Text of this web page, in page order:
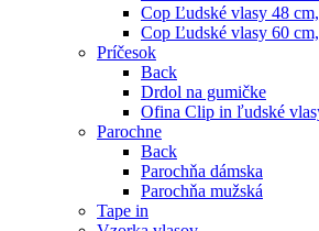
Cop Ľudské vlasy 48
Cop Ľudské vlasy 60
Príčesok
Back
Drdol na gumičke
Ofina Clip in ľudské
Parochne
Back
Parochňa dámska
Parochňa mužská
Tape in